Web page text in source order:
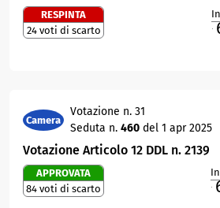
RESPINTA
24 voti di scarto
Camera
Votazione n. 31
Seduta n. 460 del 1 apr 2025
Votazione Articolo 12 DDL n. 2139
APPROVATA
84 voti di scarto